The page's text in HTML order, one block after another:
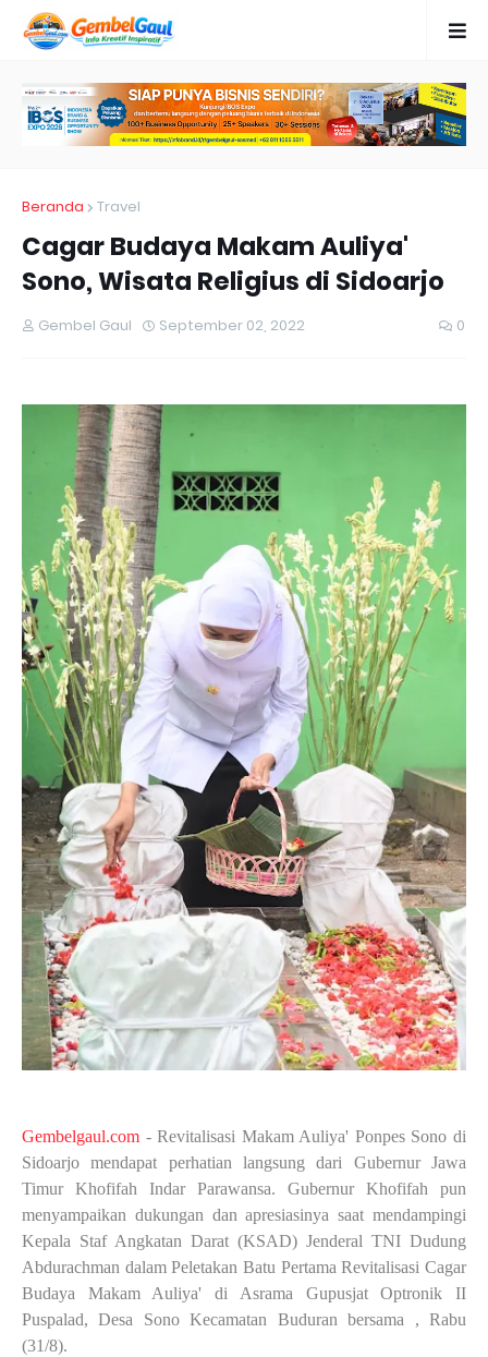
Beranda Travel
Cagar Budaya Makam Auliya'
Sono, Wisata Religius di Sidoarjo
Gembel Gaul September 02, 2022 0
Gembelgaul.com - Revitalisasi Makam Auliya' Ponpes Sono di
Sidoarjo mendapat perhatian langsung dari Gubernur Jawa
Timur Khofifah Indar Parawansa. Gubernur Khofifah pun
menyampaikan dukungan dan apresiasinya saat mendampingi
Kepala Staf Angkatan Darat (KSAD) Jenderal TNI Dudung
Abdurachman dalam Peletakan Batu Pertama Revitalisasi Cagar
Budaya Makam Auliya' di Asrama Gupusjat Optronik II
Puspalad, Desa Sono Kecamatan Buduran bersama , Rabu
(31/8).